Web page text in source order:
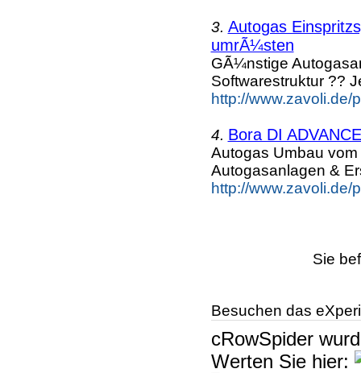
3. Autogas
umrÃ¼sten
GÃ¼nstige
Softwarestruktur ??
http://www.zavoli.de/
4. Bora DI ADVANCE
Autogas Umbau
Autogasanlagen &
http://
Sie
Besuchen das
cRowSpider
Werten Sie hier: